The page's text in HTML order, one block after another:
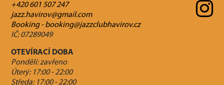
+420 601 507 247
jazz.havirov@gmail.com
Booking - booking@jazzclubhavirov.cz
IČ: 07289049
OTEVÍRACÍ DOBA
Pondělí: zavřeno
Úterý: 17:00 - 22:00
Středa: 17:00 - 22:00